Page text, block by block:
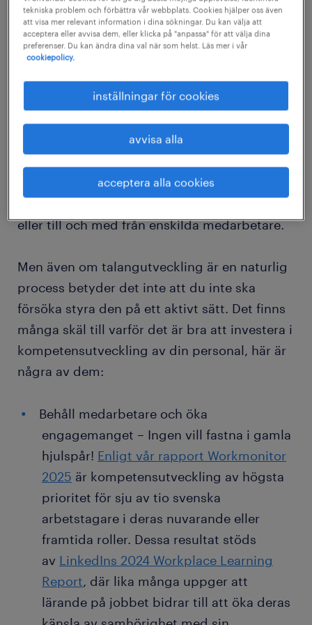
långsamma processen med att anpassa sig
till nya marknadsförhållanden och tekniska
framsteg är en produkt av medarbetarnas
lärande och utveckling samt ledarskap. Den
här processen kan ske naturligt, men det som
ser ut som en naturlig utveckling är ofta
resultatet av målmedvetna initiativ för
implementeras dessa initiativ i hela företaget,
eller till och med från enskilda medarbetare.
Men även om talangutveckling är en naturlig
process betyder det inte att du inte ska
försöka styra den på ett aktivt sätt. Det finns
många skäl till varför det är bra att investera i
kompetensutveckling av din personal, här är
några av dem:
Behåll medarbetare och öka
engagemanget – Ingen vill fastna i gamla
hjulspår! Enligt vår rapport Workmonitor
2025 är kompetensutveckling av högsta
prioritet för sju av tio svenska
arbetstagare i deras nuvarande eller
framtida roller. Dessa resultat stöds
av LinkedIns 2024 Workplace Learning
Report, där lika många uppger att
lärande på jobbet bidrar till att öka deras
tekniska problem och förbättra vår webbplats. Cookies hjälper oss även
att visa mer relevant information i dina sökningar. Du kan välja att
acceptera eller avvisa dem, eller klicka på "anpassa" för att välja dina
preferenser. Du kan ändra dina val när som helst. Läs mer i vår
cookiepolicy.
inställningar för cookies
avvisa alla
acceptera alla cookies